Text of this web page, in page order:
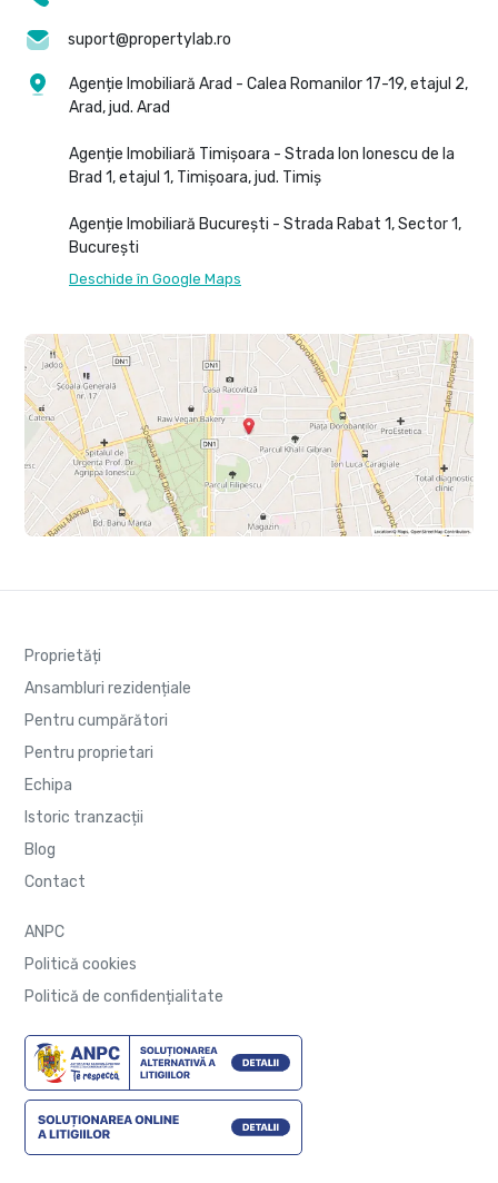
suport@propertylab.ro
Agenție Imobiliară Arad - Calea Romanilor 17-19, etajul 2,
Arad, jud. Arad
Agenție Imobiliară Timișoara - Strada Ion Ionescu de la
Brad 1, etajul 1, Timișoara, jud. Timiș
Agenție Imobiliară București - Strada Rabat 1, Sector 1,
București
Deschide în Google Maps
Proprietăți
Ansambluri rezidențiale
Pentru cumpărători
Pentru proprietari
Echipa
Istoric tranzacții
Blog
Contact
ANPC
Politică cookies
Politică de confidențialitate